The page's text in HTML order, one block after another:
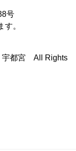
号
。
宇都宮 All Rights